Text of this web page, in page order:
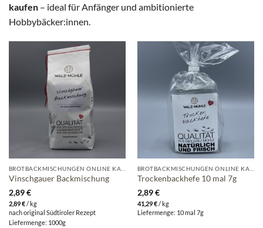
kaufen – ideal für Anfänger und ambitionierte
Hobbybäcker:innen.
Vinschgauer Backmischung
2,89€
2,89€/kg
nach original Südtiroler Rezept
Liefermenge: 1000g
Trockenbackhefe 10 mal 7g
2,89€
41,29€/kg
Liefermenge: 10 mal 7g